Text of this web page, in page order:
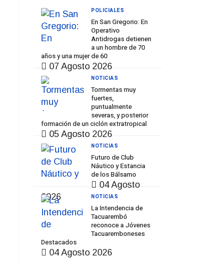
En San Gregorio: En
Operativo
Antidrogas detienen
a un hombre de 70
años y una mujer de 60
07 Agosto 2026
POLICIALES
Tormentas muy
fuertes,
puntualmente
severas, y posterior
formación de un ciclón extratropical
05 Agosto 2026
NOTICIAS
Futuro de Club
Náutico y Estancia
de los Bálsamo
04 Agosto
2026
NOTICIAS
La Intendencia de
Tacuarembó
reconoce a Jóvenes
Tacuaremboneses
Destacados
04 Agosto 2026
NOTICIAS